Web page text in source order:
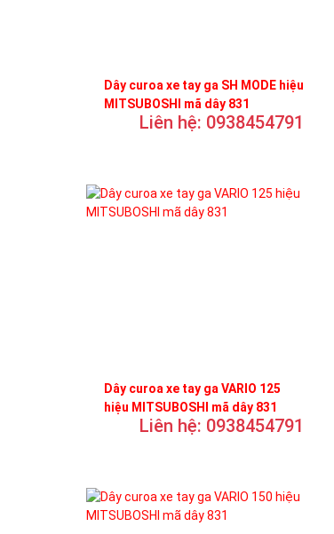
Dây curoa xe tay ga SH MODE hiệu
MITSUBOSHI mã dây 831
Liên hệ: 0938454791
Dây curoa xe tay ga VARIO 125
hiệu MITSUBOSHI mã dây 831
Liên hệ: 0938454791